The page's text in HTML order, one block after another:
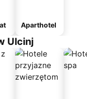
Aparthotel
Ulcinj